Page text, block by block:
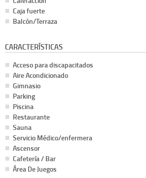
Caja fuerte
Balcón/Terraza
CARACTERÍSTICAS
Acceso para discapacitados
Aire Acondicionado
Gimnasio
Parking
Piscina
Restaurante
Sauna
Servicio Médico/enfermera
Ascensor
Cafetería / Bar
Área De Juegos